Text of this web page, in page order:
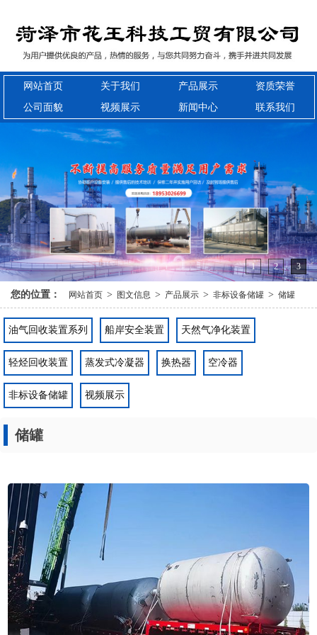
网站首页 关于我们 产品展示
资质荣誉
公司面貌
视频展示 新闻中心 联系我们
1 2 3
您的位置： 网站首页 > 图文信息 > 产品展示 > 非标设备储罐 > 储罐
油气回收装置系列 船岸安全装置 天然气净化装置
非标设备储罐 视频展示
储罐